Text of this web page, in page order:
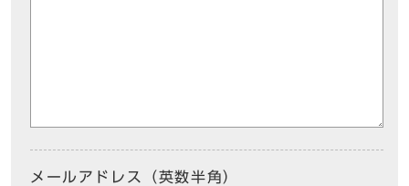
メールアドレス（英数半角）